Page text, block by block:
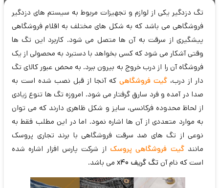
تگ دزدگیر یکی از لوازم و تجهیزات مربوط به سیستم های دزدگیر
فروشگاهی می باشد که به شکل های مختلف به اقلام فروشگاهی
پیشگیری از سرقت به آن ها متصل می شود. کاربرد این تگ ها
وقتی آشکار می شود که کسی بخواهد با دستبرد به محصولی از یک
فروشگاه آن را از درب خروج به بیرون ببرد. به محض عبور کالای تگ
دار از درب، گیت فروشگاهی که آنجا از قبل نصب شده است به
صدا در آمده و فرد سارق گرفتار می شود. امروزه تگ ها تنوع زیادی
از لحاظ محدوده فرکانسی، سایز و شکل ظاهری دارند که می توان
به موارد متعددی از آن ها اشاره نمود. اما در این مطلب فقط به
نوعی از تگ های ضد سرقت فروشگاهی با برند تجاری پروسک
مانندگیت فروشگاهی پروسک از شرکت پارس افزار اشاره شده
است که نام آن تگ گریف x40 می باشد.